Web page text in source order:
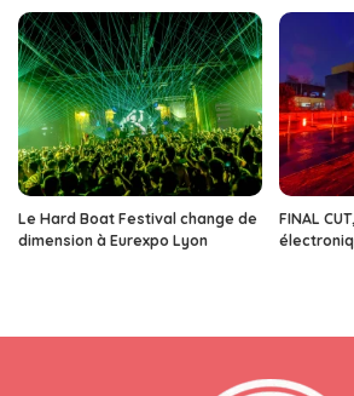
Le Hard Boat Festival change de
dimension à Eurexpo Lyon
FINAL